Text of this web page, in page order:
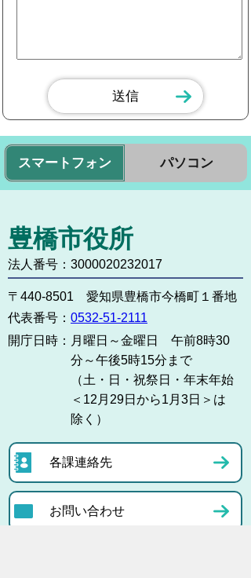
スマートフォン パソコン
豊橋市役所
法人番号：3000020232017
〒440-8501 愛知県豊橋市今橋町１番地
代表番号： 0532-51-2111
開庁日時： 月曜日～金曜日 午前8時30
分～午後5時15分まで
（土・日・祝祭日・年末年始
＜12月29日から1月3日＞は
除く）
各課連絡先
お問い合わせ